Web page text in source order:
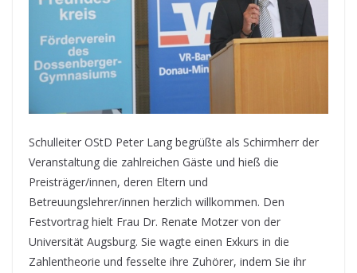
Schulleiter OStD Peter Lang begrüßte als Schirmherr der
Veranstaltung die zahlreichen Gäste und hieß die
Preisträger/innen, deren Eltern und
Betreuungslehrer/innen herzlich willkommen. Den
Festvortrag hielt Frau Dr. Renate Motzer von der
Universität Augsburg. Sie wagte einen Exkurs in die
Zahlentheorie und fesselte ihre Zuhörer, indem Sie ihr